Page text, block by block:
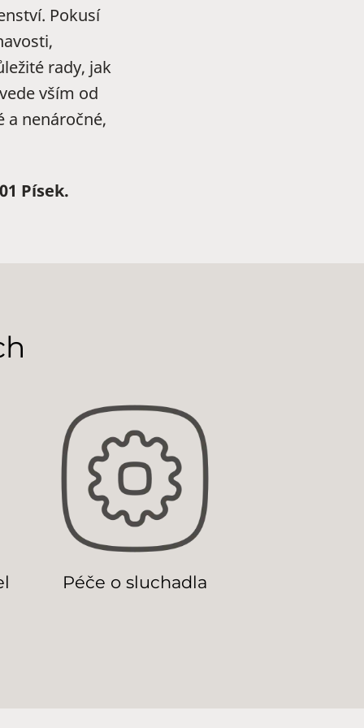
Pokusí
rady, jak
vším od
a nenáročné,
Písek.
Péče o sluchadla